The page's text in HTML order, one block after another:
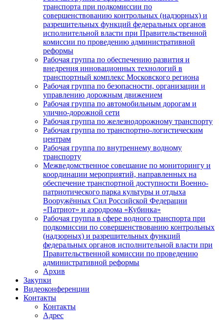
транспорта при подкомиссии по
совершенствованию контрольных (надзорных) и
разрешительных функций федеральных органов
исполнительной власти при Правительственной
комиссии по проведению административной
реформы
Рабочая группа по обеспечению развития и
внедрения инновационных технологий в
транспортный комплекс Московского региона
Рабочая группа по безопасности, организации и
управлению дорожным движением
Рабочая группа по автомобильным дорогам и
улично-дорожной сети
Рабочая группа по железнодорожному транспорту
Рабочая группа по транспортно-логистическим
центрам
Рабочая группа по внутреннему водному
транспорту
Межведомственное совещание по мониторингу и
координации мероприятий, направленных на
обеспечение транспортной доступности Военно-
патриотического парка культуры и отдыха
Вооружённых Сил Российской Федерации
«Патриот» и аэродрома «Кубинка»
Рабочая группа в сфере водного транспорта при
подкомиссии по совершенствованию контрольных
(надзорных) и разрешительных функций
федеральных органов исполнительной власти при
Правительственной комиссии по проведению
административной реформы
Архив
Закупки
Видеоконференции
Контакты
Контакты
Адрес